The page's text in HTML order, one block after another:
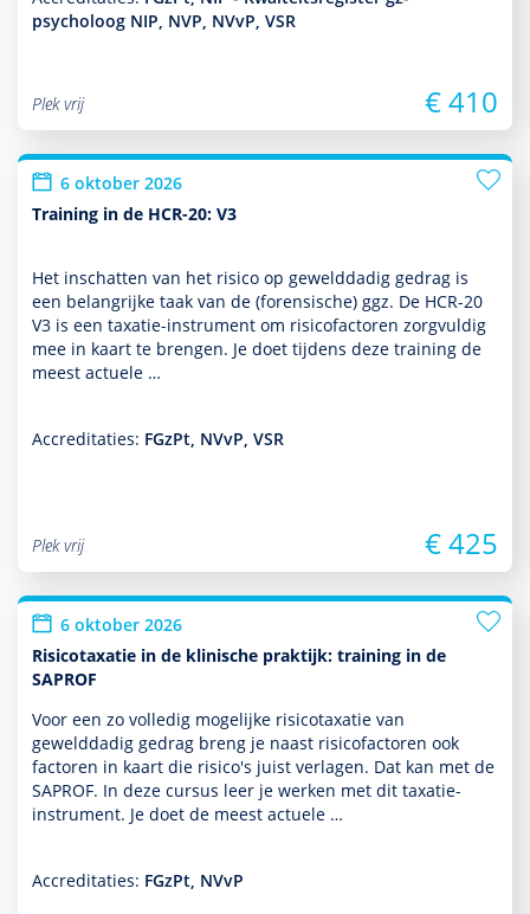
psycholoog NIP, NVP, NVvP, VSR
Plek vrij € 410
6 oktober 2026
Training in de HCR-20: V3
Het inschatten van het risico op gewelddadig gedrag is
een belang­rijke taak van de (foren­sische) ggz. De HCR-20
V3 is een taxatie-instrument om risicofactoren zorgvuldig
mee in kaart te brengen. Je doet tijdens deze training de
meest actuele …
Accreditaties: FGzPt, NVvP, VSR
Plek vrij € 425
6 oktober 2026
Risicotaxatie in de klinische praktijk: training in de
SAPROF
Voor een zo volledig moge­lijke risicotaxatie van
gewelddadig gedrag breng je naast risicofactoren ook
factoren in kaart die risico's juist verlagen. Dat kan met de
SAPROF. In deze cursus leer je werken met dit taxatie-
instrument. Je doet de meest actuele …
Accreditaties: FGzPt, NVvP